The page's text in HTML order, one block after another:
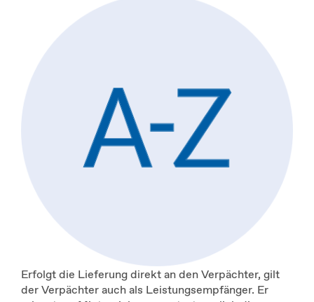
Erfolgt die Lieferung direkt an den Verpächter, gilt
der Verpächter auch als Leistungsempfänger. Er